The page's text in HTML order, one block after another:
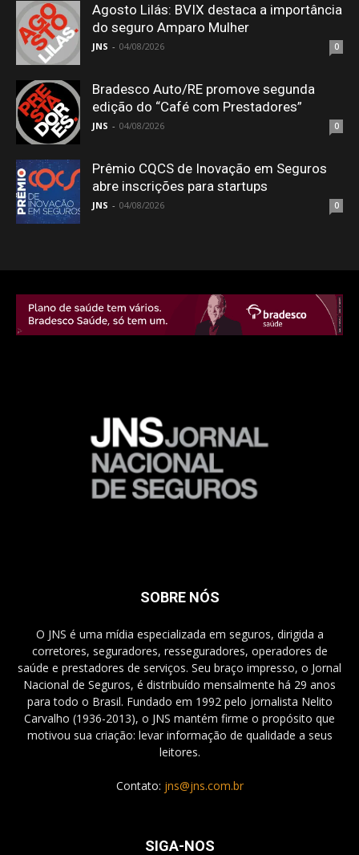
Agosto Lilás: BVIX destaca a importância
do seguro Amparo Mulher
JNS - 04/08/2026 0
Bradesco Auto/RE promove segunda
edição do “Café com Prestadores”
JNS - 04/08/2026 0
Prêmio CQCS de Inovação em Seguros
abre inscrições para startups
JNS - 04/08/2026 0
SOBRE NÓS
O JNS é uma mídia especializada em seguros, dirigida a
corretores, seguradores, resseguradores, operadores de
saúde e prestadores de serviços. Seu braço impresso, o Jornal
Nacional de Seguros, é distribuído mensalmente há 29 anos
para todo o Brasil. Fundado em 1992 pelo jornalista Nelito
Carvalho (1936-2013), o JNS mantém firme o propósito que
motivou sua criação: levar informação de qualidade a seus
leitores.
Contato: jns@jns.com.br
SIGA-NOS